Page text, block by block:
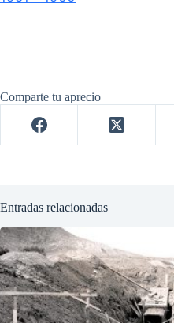
Comparte tu aprecio
Entradas relacionadas